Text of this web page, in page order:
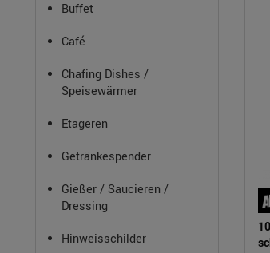
Buffet
Café
Chafing Dishes /
Speisewärmer
Etageren
Getränkespender
Gießer / Saucieren /
Dressing
Hinweisschilder